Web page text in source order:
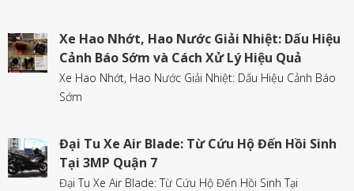
Xe Hao Nhớt, Hao Nước Giải Nhiệt: Dấu Hiệu
Cảnh Báo Sớm và Cách Xử Lý Hiệu Quả
Xe Hao Nhớt, Hao Nước Giải Nhiệt: Dấu Hiệu Cảnh Báo
Sớm
Đại Tu Xe Air Blade: Từ Cứu Hộ Đến Hồi Sinh
Tại 3MP Quận 7
Đại Tu Xe Air Blade: Từ Cứu Hộ Đến Hồi Sinh Tại